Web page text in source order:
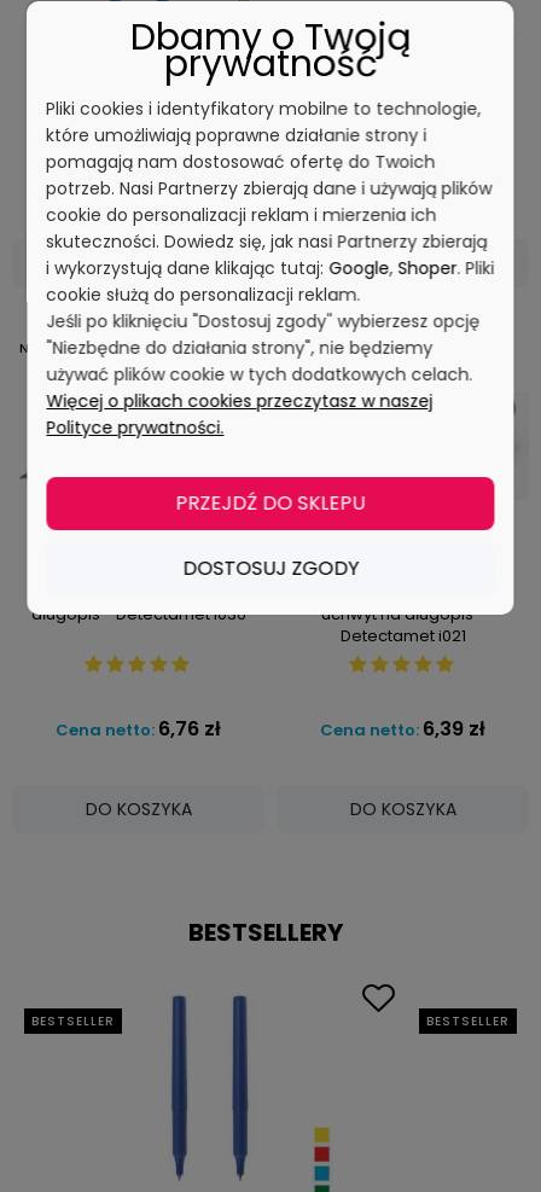
Ultra wykrywalny rysik do
ekranów dotykowych -
Detectamet i0200
Cena netto: 8,93 zł
DO KOSZYKA
Ultra wykrywalny organizer /
holder na długopisy -
Cena netto:123,10 zł
DO KOSZYKA
długopis - Detectamet i036
Cena netto: 6,76 zł
DO KOSZYKA
NOWOŚĆ
uchwyt na długopis -
Detectamet i021
Cena netto: 6,39 zł
DO KOSZYKA
BESTSELLER
BESTSELLERY
BESTSELLER BESTSELLER
Dbamy o Twoją
prywatność
Pliki cookies i identyfikatory mobilne to technologie,
które umożliwiają poprawne działanie strony i
pomagają nam dostosować ofertę do Twoich
potrzeb. Nasi Partnerzy zbierają dane i używają plików
cookie do personalizacji reklam i mierzenia ich
skuteczności. Dowiedz się, jak nasi Partnerzy zbierają
i wykorzystują dane klikając tutaj:Google,Shoper. Pliki
cookie służą do personalizacji reklam.
Jeśli po kliknięciu "Dostosuj zgody" wybierzesz opcję
"Niezbędne do działania strony", nie będziemy
używać plików cookie w tych dodatkowych celach.
Więcej o plikach cookies przeczytasz w naszej
Polityce prywatności.
PRZEJDŹ DO SKLEPU
DOSTOSUJ ZGODY